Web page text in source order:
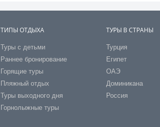
ТИПЫ ОТДЫХА
Туры с детьми
Раннее бронирование
Горящие туры
Пляжный отдых
Туры выходного дня
Горнолыжные туры
ТУРЫ В СТРАНЫ
Турция
Египет
ОАЭ
Доминикана
Россия